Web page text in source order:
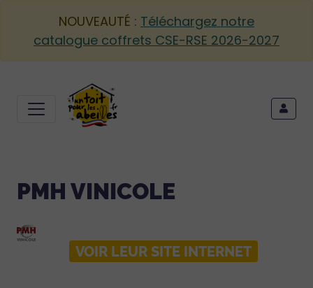
NOUVEAUTÉ : Téléchargez notre
catalogue coffrets CSE-RSE 2026-2027
PMH VINICOLE
VOIR LEUR SITE INTERNET